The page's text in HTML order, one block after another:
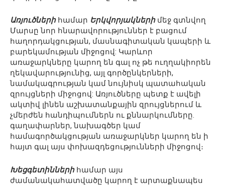
Առյուծներիհամար Երկվորյակներիմեջ գտնվող
Մարսը նոր հնարավորություններ է բացում
հաղորդակցության, մասնագիտական ​​կապերի և
բարեկամության միջոցով: Կարևոր
առաջարկները կարող են գալ ոչ թե ուղղակիորեն
ղեկավարությունից, այլ գործընկերների,
նամակագրության կամ նույնիսկ պատահական
զրույցների միջոցով: Առյուծները պետք է ավելի
ակտիվ լինեն աշխատանքային զրույցներում և
չմերժեն հանդիպումներն ու քննարկումները.
գաղափարներ, նախագծեր կամ
համագործակցության առաջարկներ կարող են ի
հայտ գալ այս փոխազդեցությունների միջոցով։
Խեցգետիններիհամար այս
ժամանակահատվածը կարող է արտաքնապես